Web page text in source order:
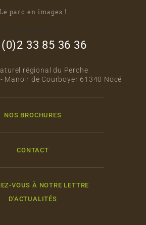
Le parc en images !
33 85 36 36
régional du Perche
Manoir de Courboyer 61340 Nocé
NOS BROCHURES
CONTACT
VOUS À NOTRE LETTRE
D'ACTUALITÉS